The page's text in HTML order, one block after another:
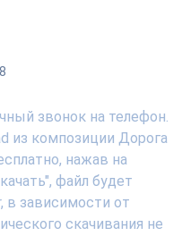
звонок на телефон.
из композиции Дорога
нажав на
файл будет
в зависимости от
скачивания не